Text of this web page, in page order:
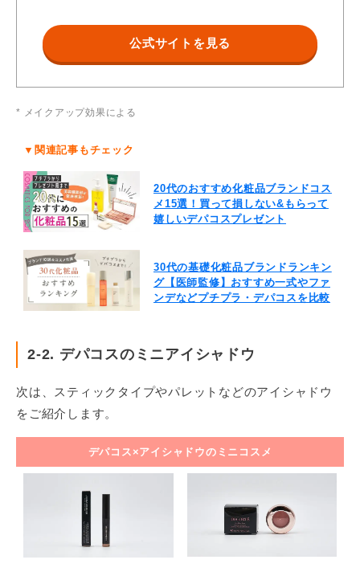
合成フルオロフロゴパイト、シリカ、エチルヘキサン酸セテアリ
ル、グリセリン、スクワラン、ステアロイルオ キシステアリン酸
オクチルドデシル、ポリソルベート８０、カプリリルグリコー
ノドスムエキス、ケイ酸Ｍｇ、酢酸トコフェロール、フェノキシ
化鉄
公式サイトを見る
* メイクアップ効果による
▼関連記事もチェック
20代のおすすめ化粧品ブランドコス
メ15選！買って損しない&もらって
嬉しいデパコスプレゼント
30代の基礎化粧品ブランドランキン
グ【医師監修】おすすめ一式やファ
ンデなどプチプラ・デパコスを比較
2-2. デパコスのミニアイシャドウ
次は、スティックタイプやパレットなどのアイシャドウ
をご紹介します。
デパコス×アイシャドウのミニコスメ